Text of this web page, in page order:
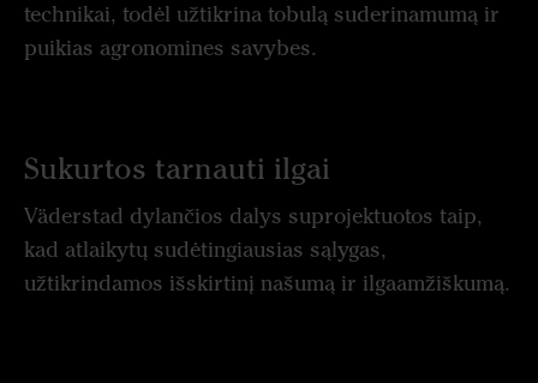
technikai, todėl užtikrina tobulą suderinamumą ir
puikias agronomines savybes.
Sukurtos tarnauti ilgai
Väderstad dylančios dalys suprojektuotos taip,
kad atlaikytų sudėtingiausias sąlygas,
užtikrindamos išskirtinį našumą ir ilgaamžiškumą.